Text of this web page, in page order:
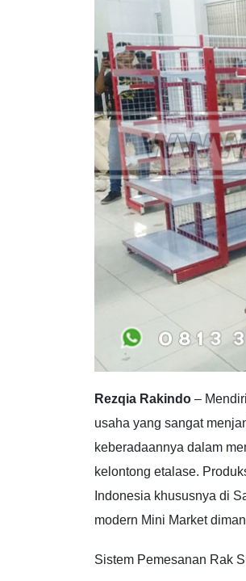
Rezqia Rakindo –
usaha yang sangat
keberadaannya dalam
kelontong etalase.
Indonesia khususnya di
modern Mini Market
Sistem Pemesanan Rak